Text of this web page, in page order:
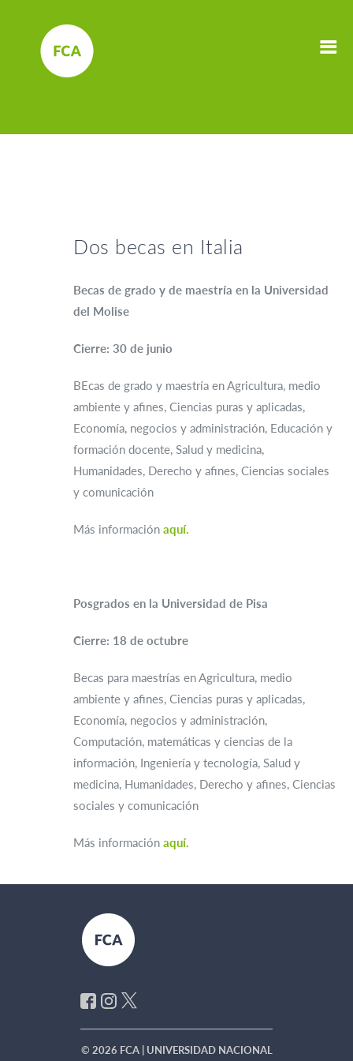
Dos becas en Italia
Becas de grado y de maestría en la Universidad
del Molise
Cierre: 30 de junio
BEcas de grado y maestría en Agricultura, medio
ambiente y afines, Ciencias puras y aplicadas,
Economía, negocios y administración, Educación y
formación docente, Salud y medicina,
Humanidades, Derecho y afines, Ciencias sociales
y comunicación
Más información aquí.
Posgrados en la Universidad de Pisa
Cierre: 18 de octubre
Becas para maestrías en Agricultura, medio
ambiente y afines, Ciencias puras y aplicadas,
Economía, negocios y administración,
Computación, matemáticas y ciencias de la
información, Ingeniería y tecnología, Salud y
medicina, Humanidades, Derecho y afines, Ciencias
sociales y comunicación
Más información aquí.
© 2026 FCA | UNIVERSIDAD NACIONAL